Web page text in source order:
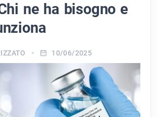
Chi ne ha bisogno e
10/06/2025